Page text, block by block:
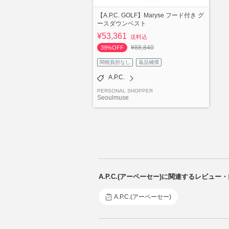
【A.P.C. GOLF】Maryse フード付き グ
ースダウンベスト
¥53,361
送料込
39%OFF
¥88,840
関税負担なし 返品補償
A.P.C.
PERSONAL SHOPPER
Seoulmuse
A.P.C.(アーペーセー)に関連するレビュー
A.P.C.(アーペーセー)